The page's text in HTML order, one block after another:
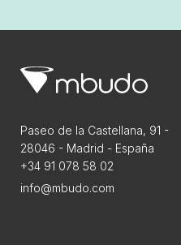
Paseo de la Castellana, 91 -
28046 - Madrid - España
+34 91 078 58 02
info@mbudo.com